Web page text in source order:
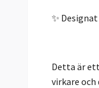
✨
Detta är
virkare